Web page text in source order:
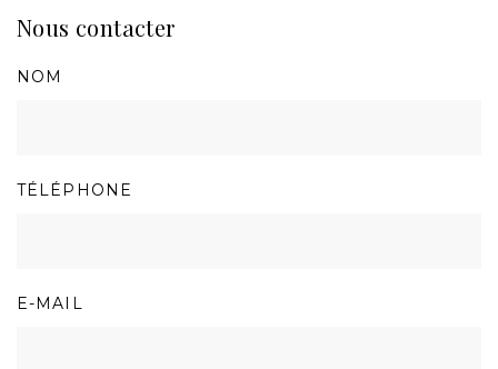
Nous contacter
NOM
TÉLÉPHONE
E-MAIL